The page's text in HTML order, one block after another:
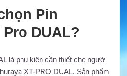
Pin
DUAL?
là phụ kiện cần thiết cho người
XT-PRO DUAL. Sản phẩm